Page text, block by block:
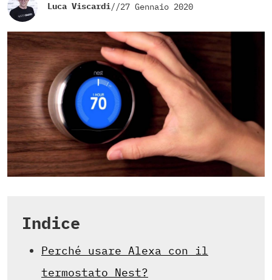
Luca Viscardi//27 Gennaio 2020
Indice
Perché usare Alexa con il
termostato Nest?